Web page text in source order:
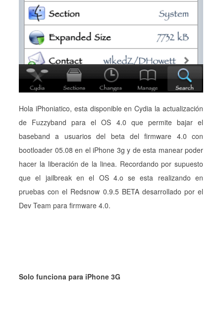
Hola iPhoniatico, esta disponible en Cydia la actualización
de Fuzzyband para el OS 4.0 que permite bajar el
baseband a usuarios del beta del firmware 4.0 con
bootloader 05.08 en el iPhone 3g y de esta manear poder
hacer la liberación de la linea. Recordando por supuesto
que el jailbreak en el OS 4.o se esta realizando en
pruebas con el Redsnow 0.9.5 BETA desarrollado por el
Dev Team para firmware 4.0.
Solo funciona para iPhone 3G